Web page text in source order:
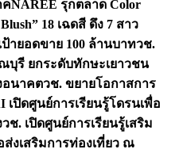
คNAREE รุกตลาด Color
18 เฉดสี ดึง 7 สาว
ป้ายอดขาย 100 ล้านบาทวช.
บุรี ยกระดับทักษะเยาวชน
อนาคตวช. ขยายโอกาสการ
เปิดศูนย์การเรียนรู้โดรนเพื่อ
วช. เปิดศูนย์การเรียนรู้เสริม
งเสริมการท่องเที่ยว ณ